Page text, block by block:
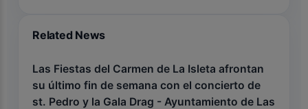
Related News
Las Fiestas del Carmen de La Isleta afrontan
su último fin de semana con el concierto de
st. Pedro y la Gala Drag - Ayuntamiento de Las